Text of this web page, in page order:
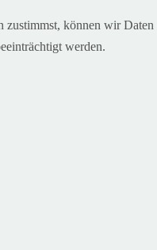
zustimmst, können wir Daten
werden.